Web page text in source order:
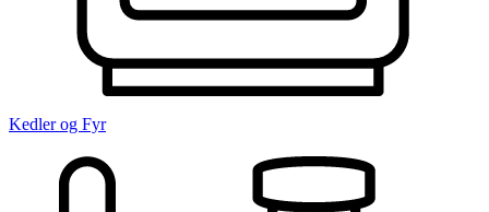
Kedler og Fyr